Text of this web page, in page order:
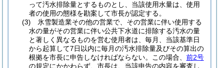
って汚水排除量とするものとし、当該使用水量は、使用
者の使用の態様を勘案して市長が認定する。
(3)
氷雪製造業その他の営業で、その営業に伴い使用する
水の量がその営業に伴い公共下水道に排除する汚水の量
と著しく異なるものを営む使用者は、毎月、当該基準日
から起算して7日以内に毎月の汚水排除量及びその算出の
根拠を市長に申告しなければならない。
この場合、 前2号
の規定にかかわらず、市長は、当該申告の内容を審査し